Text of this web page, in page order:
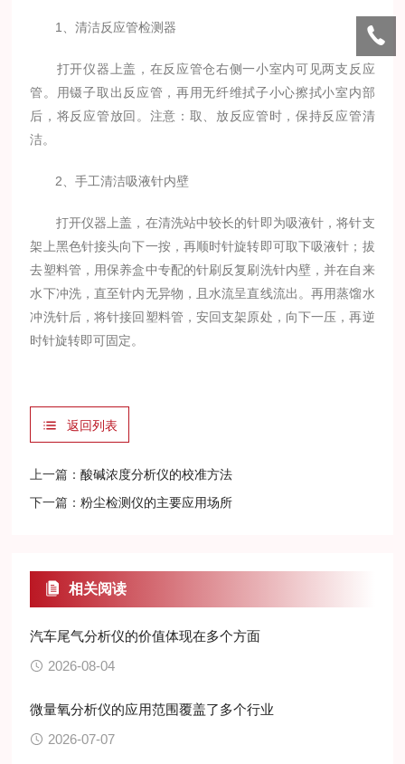
1、清洁反应管检测器
打开仪器上盖，在反应管仓右侧一小室内可见两支反应
管。用镊子取出反应管，再用无纤维拭子小心擦拭小室内部
后，将反应管放回。注意：取、放反应管时，保持反应管清
洁。
2、手工清洁吸液针内壁
打开仪器上盖，在清洗站中较长的针即为吸液针，将针支
架上黑色针接头向下一按，再顺时针旋转即可取下吸液针；拔
去塑料管，用保养盒中专配的针刷反复刷洗针内壁，并在自来
水下冲洗，直至针内无异物，且水流呈直线流出。再用蒸馏水
冲洗针后，将针接回塑料管，安回支架原处，向下一压，再逆
时针旋转即可固定。
返回列表
上一篇：酸碱浓度分析仪的校准方法
下一篇：粉尘检测仪的主要应用场所
相关阅读
汽车尾气分析仪的价值体现在多个方面
2026-08-04
微量氧分析仪的应用范围覆盖了多个行业
2026-07-07